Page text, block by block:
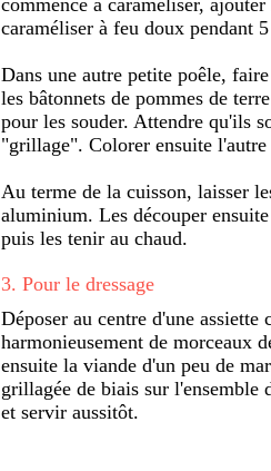
caraméliser à feu doux pendant
Dans une autre petite poêle,
les bâtonnets de pommes de
pour les souder. Attendre qu'ils
"grillage". Colorer ensuite l'autre
Au terme de la cuisson, laisser
aluminium. Les découper
puis les tenir au chaud.
3. Pour le dressage
Déposer au centre d'une
harmonieusement de morceaux
ensuite la viande d'un peu de
grillagée de biais sur l'ensemble
et servir aussitôt.